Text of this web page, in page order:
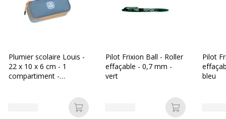
Plumier scolaire Louis -
22 x 10 x 6 cm - 1
compartiment -
Ajouter au panier
Pilot Frixion Ball - Roller
effaçable - 0,7 mm -
vert
Ajouter au
Pilot
bleu